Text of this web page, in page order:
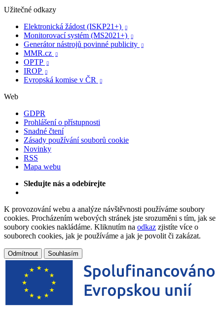
Užitečné odkazy
Elektronická žádost (ISKP21+)

Monitorovací systém (MS2021+) 
Generátor nástrojů povinné publicity 
MMR.cz 
OPTP 
IROP 
Evropská komise v ČR 
Web
GDPR
Prohlášení o přístupnosti
Snadné čtení
Zásady používání souborů cookie
Novinky
RSS
Mapa webu
Sledujte nás a odebírejte
K provozování webu a analýze návštěvnosti používáme soubory
cookies. Procházením webových stránek jste srozuměni s tím, jak se
soubory cookies nakládáme. Kliknutím na odkaz zjistíte více o
souborech cookies, jak je používáme a jak je povolit či zakázat.
Odmítnout Souhlasím